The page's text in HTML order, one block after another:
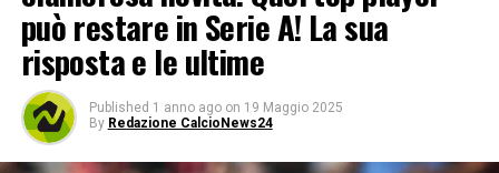
può restare in Serie A! La sua
risposta e le ultime
Published 1 anno ago on 19 Maggio 2025
By Redazione CalcioNews24